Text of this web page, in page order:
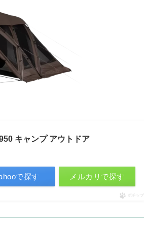
キャンプ アウトドア
で探す メルカリで探す
ポチップ